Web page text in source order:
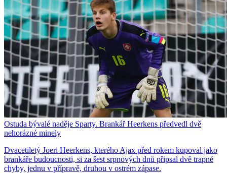
Ostuda bývalé naděje Sparty. Brankář Heerkens předvedl dvě
nehorázné minely
Dvacetiletý Joeri Heerkens, kterého Ajax před rokem kupoval jako
brankáře budoucnosti, si za šest srpnových dnů připsal dvě trapné
chyby, jednu v přípravě, druhou v ostrém zápase.